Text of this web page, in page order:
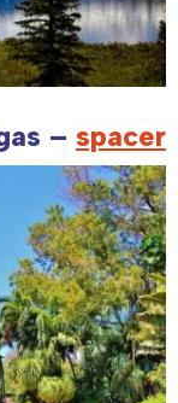
– spacer